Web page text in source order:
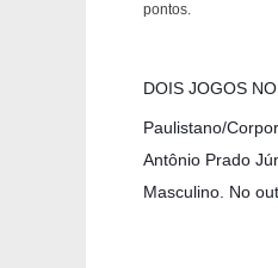
pontos.
DOIS JOGOS
Paulistano/
Antônio Prado
Masculino. No